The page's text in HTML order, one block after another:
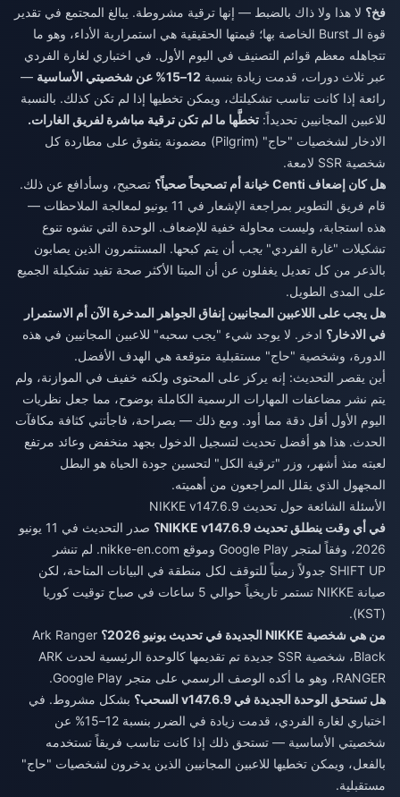
فخ؟ لا هذا ولا ذاك بالضبط — إنها ترقية مشروطة. يبالغ المجتمع في تقدير
قوة الـ Burst الخاصة بها؛ قيمتها الحقيقية هي استمرارية الأداء، وهو ما
تتجاهله معظم قوائم التصنيف في اليوم الأول. في اختباري لغارة الفردي
عبر ثلاث دورات، قدمت زيادة بنسبة 12–15% عن شخصيتي الأساسية
—
رائعة إذا كانت تناسب تشكيلتك، ويمكن تخطيها إذا لم تكن كذلك. بالنسبة
للاعبين المجانيين تحديداً: تخطَّها ما لم تكن ترقية مباشرة لفريق الغارات.
الادخار لشخصيات "حاج" (Pilgrim) مضمونة يتفوق على مطاردة كل
شخصية SSR لامعة.
هل كان إضعاف Centi خيانة أم تصحيحاً صحياً؟
تصحيح، وسأدافع عن ذلك.
قام فريق التطوير بمراجعة الإشعار في 11 يونيو لمعالجة الملاحظات —
هذه استجابة، وليست محاولة خفية للإضعاف. الوحدة التي تشوه تنوع
تشكيلات "غارة الفردي" يجب أن يتم كبحها. المستثمرون الذين يصابون
بالذعر من كل تعديل يغفلون عن أن الميتا الأكثر صحة تفيد تشكيلة الجميع
على المدى الطويل.
هل يجب على اللاعبين المجانيين إنفاق الجواهر المدخرة الآن أم الاستمرار
في الادخار؟ ادخر. لا يوجد شيء "يجب سحبه" للاعبين المجانيين في هذه
الدورة، وشخصية "حاج" مستقبلية متوقعة هي الهدف الأفضل.
أين يقصر التحديث: إنه يركز على المحتوى ولكنه خفيف في الموازنة، ولم
يتم نشر مضاعفات المهارات الرسمية الكاملة بوضوح، مما جعل نظريات
اليوم الأول أقل دقة مما أود. ومع ذلك — بصراحة، فاجأتني كثافة مكافآت
الحدث. هذا هو أفضل تحديث لتسجيل الدخول بجهد منخفض وعائد مرتفع
لعبته منذ أشهر، وزر "ترقية الكل" لتحسين جودة الحياة هو البطل
المجهول الذي يقلل المراجعون من أهميته.
الأسئلة الشائعة حول تحديث NIKKE v147.6.9
في أي وقت ينطلق تحديث NIKKE v147.6.9؟
صدر التحديث في 11 يونيو
2026، وفقاً لمتجر Google Play وموقع nikke-en.com. لم تنشر
SHIFT UP جدولاً زمنياً للتوقف لكل منطقة في البيانات المتاحة، لكن
صيانة NIKKE تستمر تاريخياً حوالي 5 ساعات في صباح توقيت كوريا
(KST).
من هي شخصية NIKKE الجديدة في تحديث يونيو 2026؟
Ark Ranger
Black، شخصية SSR جديدة تم تقديمها كالوحدة الرئيسية لحدث ARK
RANGER، وهو ما أكده الوصف الرسمي على متجر Google Play.
هل تستحق الوحدة الجديدة في v147.6.9 السحب؟
بشكل مشروط. في
اختباري لغارة الفردي، قدمت زيادة في الضرر بنسبة 12–15% عن
شخصيتي الأساسية — تستحق ذلك إذا كانت تناسب فريقاً تستخدمه
بالفعل، ويمكن تخطيها للاعبين المجانيين الذين يدخرون لشخصيات "حاج"
مستقبلية.